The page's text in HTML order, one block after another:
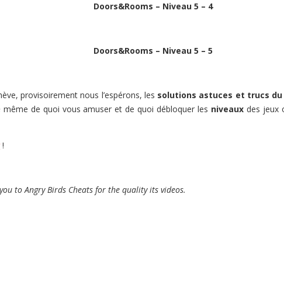
Doors&Rooms – Niveau 5 – 4
Doors&Rooms – Niveau 5 – 5
provisoirement nous l’espérons, les solutions astuces et trucs du
de quoi vous amuser et de quoi débloquer les niveaux des jeux
!
to Angry Birds Cheats for the quality its videos.